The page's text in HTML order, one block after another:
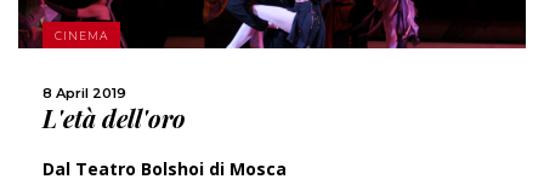
CINEMA
8 April 2019
L'età dell'oro
Dal Teatro Bolshoi di Mosca
MORE